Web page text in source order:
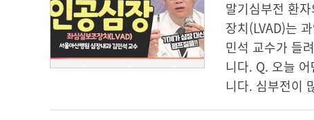
말기심부전 환
장치(LVAD)는
민석 교수가 들
니다. Q. 오늘
니다. 심부전이